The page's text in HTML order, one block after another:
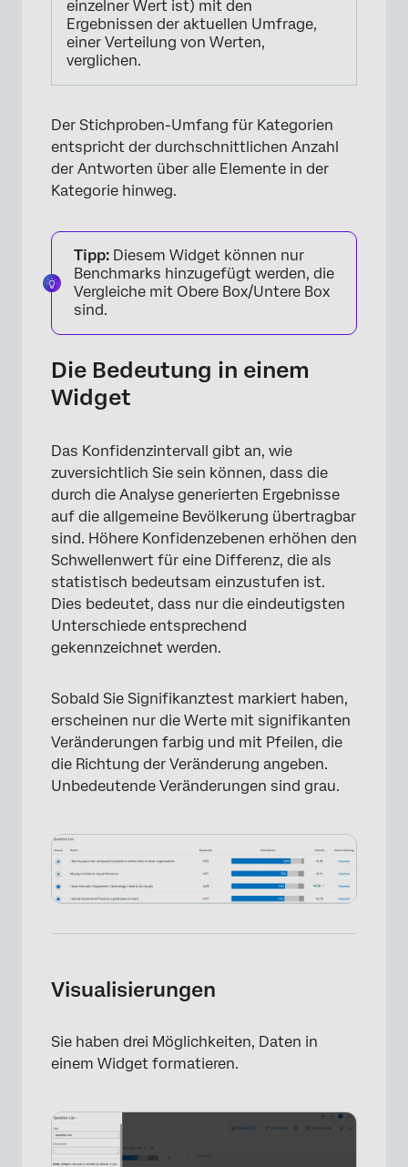
einzelner Wert ist) mit den
Ergebnissen der aktuellen Umfrage,
einer Verteilung von Werten,
verglichen.
Der Stichproben-Umfang für Kategorien
entspricht der durchschnittlichen Anzahl
der Antworten über alle Elemente in der
Kategorie hinweg.
Tipp: Diesem Widget können nur
Benchmarks hinzugefügt werden, die
Vergleiche mit Obere Box/Untere Box
sind.
Die Bedeutung in einem
Widget
Das Konfidenzintervall gibt an, wie
zuversichtlich Sie sein können, dass die
durch die Analyse generierten Ergebnisse
auf die allgemeine Bevölkerung übertragbar
sind. Höhere Konfidenzebenen erhöhen den
Schwellenwert für eine Differenz, die als
statistisch bedeutsam einzustufen ist.
Dies bedeutet, dass nur die eindeutigsten
Unterschiede entsprechend
gekennzeichnet werden.
Sobald Sie Signifikanztest markiert haben,
erscheinen nur die Werte mit signifikanten
Veränderungen farbig und mit Pfeilen, die
die Richtung der Veränderung angeben.
Unbedeutende Veränderungen sind grau.
Visualisierungen
Sie haben drei Möglichkeiten, Daten in
einem Widget formatieren.